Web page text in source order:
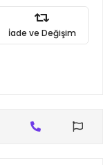
İade ve Değişim